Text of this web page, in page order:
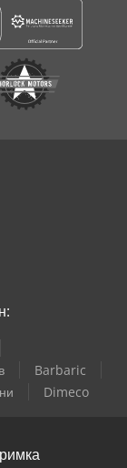
Barbaric
Dimeco